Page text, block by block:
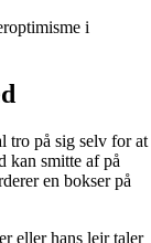
i
tro på sig selv for at
kan smitte af på
en bokser på
eller hans lejr taler